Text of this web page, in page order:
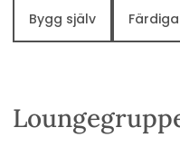
Bygg själv